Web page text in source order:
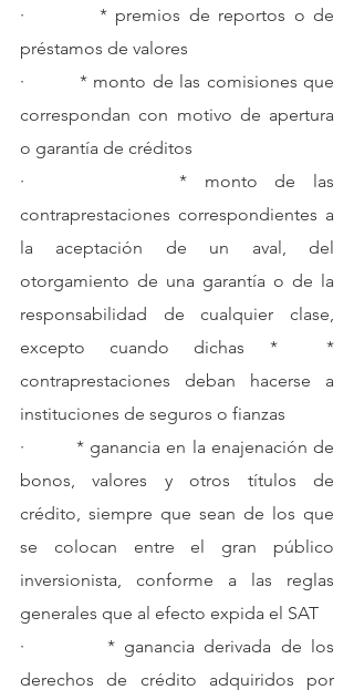
·         * premios de reportos o de
préstamos de valores
·         * monto de las comisiones que
correspondan con motivo de apertura
o garantía de créditos
·         * monto de las
contraprestaciones correspondientes a
la aceptación de un aval, del
otorgamiento de una garantía o de la
responsabilidad de cualquier clase,
excepto cuando dichas *  *
contraprestaciones deban hacerse a
instituciones de seguros o fianzas
·         * ganancia en la enajenación de
bonos, valores y otros títulos de
crédito, siempre que sean de los que
se colocan entre el gran público
inversionista, conforme a las reglas
generales que al efecto expida el SAT
·         * ganancia derivada de los
derechos de crédito adquiridos por